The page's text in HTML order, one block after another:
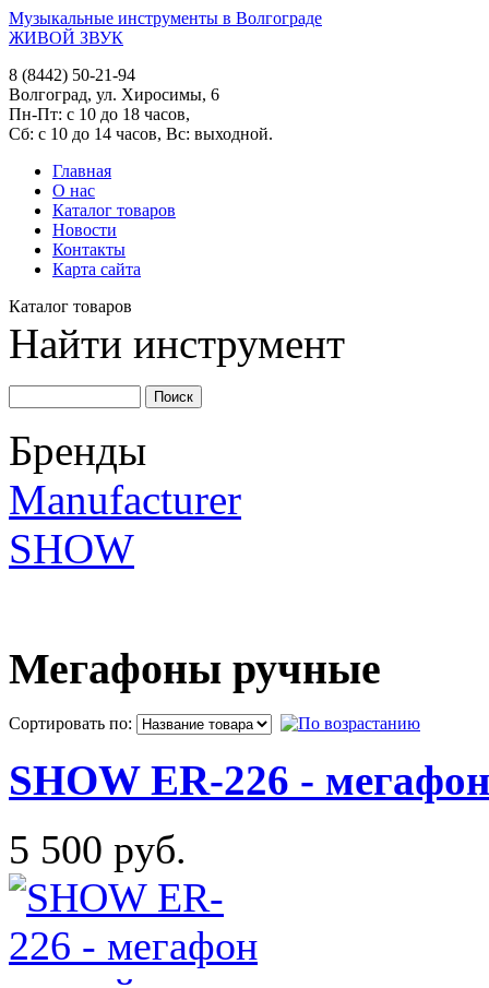
Музыкальные инструменты в Волгограде
ЖИВОЙ ЗВУК
8 (8442) 50-21-94
Волгоград, ул. Хиросимы, 6
Пн-Пт: с 10 до 18 часов,
Сб: с 10 до 14 часов, Вс: выходной.
Главная
О нас
Каталог товаров
Новости
Контакты
Карта сайта
Каталог товаров
Найти инструмент
Бренды
Manufacturer
SHOW
Мегафоны ручные
Сортировать по:
SHOW ER-226 -
5 500 руб.